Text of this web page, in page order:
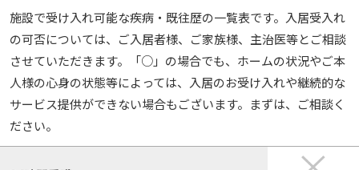
施設で受け入れ可能な疾病・既往歴の一覧表です。入居受入れ
の可否については、ご入居者様、ご家族様、主治医等とご相談
させていただきます。「○」の場合でも、ホームの状況やご本
人様の心身の状態等によっては、入居のお受け入れや継続的な
サービス提供ができない場合もございます。まずは、ご相談く
ださい。